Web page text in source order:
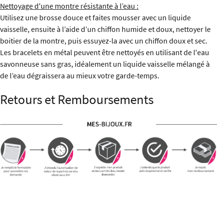
Nettoyage d'une montre résistante à l’eau :
Utilisez une brosse douce et faites mousser avec un liquide
vaisselle, ensuite à l’aide d’un chiffon humide et doux, nettoyer le
boitier de la montre, puis essuyez-la avec un chiffon doux et sec.
Les bracelets en métal peuvent être nettoyés en utilisant de l'eau
savonneuse sans gras, idéalement un liquide vaisselle mélangé à
de l’eau dégraissera au mieux votre garde-temps.
Retours et Remboursements